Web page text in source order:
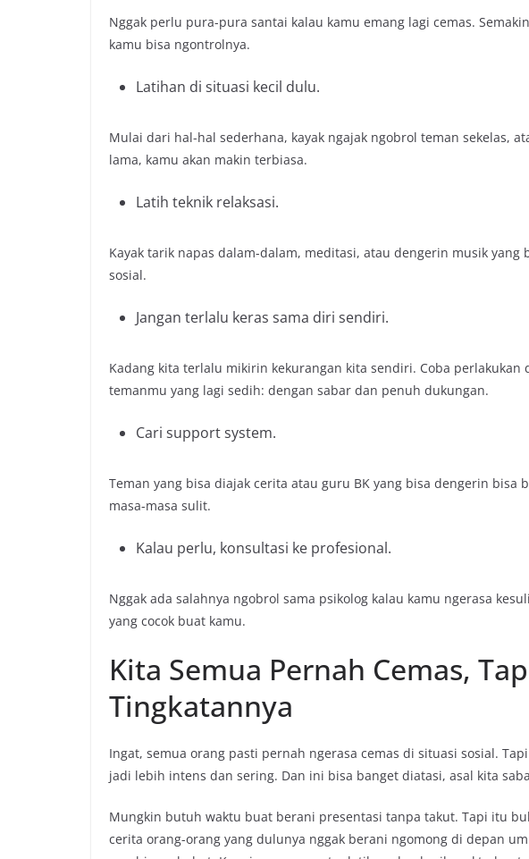
Nggak perlu pura-pura santai kalau kamu emang lagi cemas.
kamu bisa ngontrolnya.
Latihan di situasi kecil dulu.
Mulai dari hal-hal sederhana, kayak ngajak ngobrol teman sekelas,
lama, kamu akan makin terbiasa.
Latih teknik relaksasi.
Kayak tarik napas dalam-dalam, meditasi, atau dengerin musik yang
sosial.
Jangan terlalu keras sama diri sendiri.
Kadang kita terlalu mikirin kekurangan kita sendiri. Coba perlakukan
temanmu yang lagi sedih: dengan sabar dan penuh dukungan.
Cari support system.
Teman yang bisa diajak cerita atau guru BK yang bisa dengerin bisa
masa-masa sulit.
Kalau perlu, konsultasi ke profesional.
Nggak ada salahnya ngobrol sama psikolog kalau kamu ngerasa
yang cocok buat kamu.
Kita Semua Pernah Cemas,
Tingkatannya
Ingat, semua orang pasti pernah ngerasa cemas di situasi sosial.
jadi lebih intens dan sering. Dan ini bisa banget diatasi, asal kita
Mungkin butuh waktu buat berani presentasi tanpa takut. Tapi itu
cerita orang-orang yang dulunya nggak berani ngomong di depan